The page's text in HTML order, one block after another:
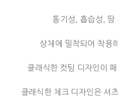
통기성, 흡습성, 땀
상체에 밀착되어 착용
클래식한 컷팅 디자인이
클래식한 체크 디자인은 셔